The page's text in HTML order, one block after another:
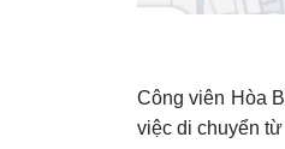
Công viên Hòa
việc di chuyển